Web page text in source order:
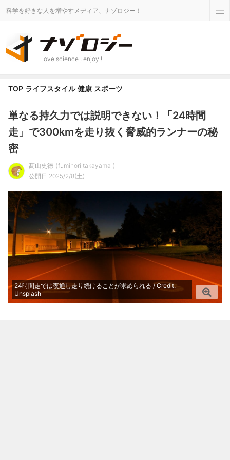
科学を好きな人を増やすメディア、ナゾロジー！
Love science , enjoy !
TOP ライフスタイル 健康 スポーツ
単なる持久力では説明できない！「24時間
走」で300kmを走り抜く脅威的ランナーの秘
密
髙山史徳 fuminori takayama
公開日 2025/2/8(土)
24時間走では夜通し走り続けることが求められる / Credit:
Unsplash